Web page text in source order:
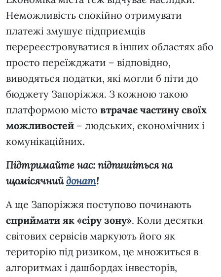
Неможливість спокійно отримувати
платежі змушує підприємців
перереєстровуватися в інших областях або
просто переїжджати – відповідно,
виводяться податки, які могли б піти до
бюджету Запоріжжя. З кожною такою
платформою місто втрачає частину своїх
можливостей – людських, економічних і
комунікаційних.
Підтримайте нас: підпишіться на
щомісячнийдонат!
А ще Запоріжжя поступово починають
сприймати як «сіру зону». Коли десятки
світових сервісів маркують його як
територію під ризиком, це множиться в
алгоритмах і дашбордах інвесторів,